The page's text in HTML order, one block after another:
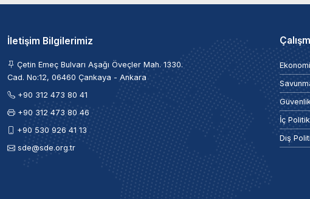
İletişim Bilgilerimiz
Çetin Emeç Bulvarı Aşağı Öveçler Mah. 1330.
Cad. No:12, 06460 Çankaya - Ankara
+90 312 473 80 41
+90 312 473 80 46
+90 530 926 41 13
sde@sde.org.tr
Ekonomi
İç
Dış